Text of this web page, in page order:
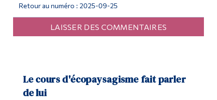
Retour au numéro : 2025-09-25
LAISSER DES COMMENTAIRES
Le cours d'écopaysagisme fait parler
de lui
Qui vous êtes